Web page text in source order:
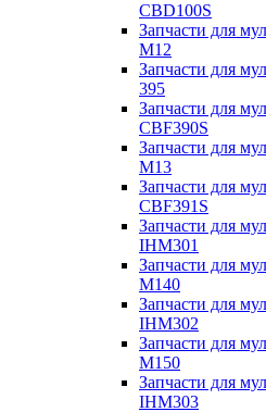
CBD100S
Запчасти для
M12
Запчасти для
395
Запчасти для
CBF390S
Запчасти для
M13
Запчасти для
CBF391S
Запчасти для
IHM301
Запчасти для
M140
Запчасти для
IHM302
Запчасти для
M150
Запчасти для
IHM303